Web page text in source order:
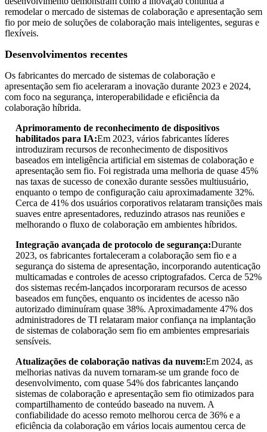
remodelar o mercado de sistemas de colaboração e apresentação sem
fio por meio de soluções de colaboração mais inteligentes, seguras e
flexíveis.
Desenvolvimentos recentes
Os fabricantes do mercado de sistemas de colaboração e
apresentação sem fio aceleraram a inovação durante 2023 e 2024,
com foco na segurança, interoperabilidade e eficiência da
colaboração híbrida.
Aprimoramento de reconhecimento de dispositivos
habilitados para IA:Em 2023, vários fabricantes líderes
introduziram recursos de reconhecimento de dispositivos
baseados em inteligência artificial em sistemas de colaboração e
apresentação sem fio. Foi registrada uma melhoria de quase 45%
nas taxas de sucesso de conexão durante sessões multiusuário,
enquanto o tempo de configuração caiu aproximadamente 32%.
Cerca de 41% dos usuários corporativos relataram transições mais
suaves entre apresentadores, reduzindo atrasos nas reuniões e
melhorando o fluxo de colaboração em ambientes híbridos.
Integração avançada de protocolo de segurança:Durante
2023, os fabricantes fortaleceram a colaboração sem fio e a
segurança do sistema de apresentação, incorporando autenticação
multicamadas e controles de acesso criptografados. Cerca de 52%
dos sistemas recém-lançados incorporaram recursos de acesso
baseados em funções, enquanto os incidentes de acesso não
autorizado diminuíram quase 38%. Aproximadamente 47% dos
administradores de TI relataram maior confiança na implantação
de sistemas de colaboração sem fio em ambientes empresariais
sensíveis.
Atualizações de colaboração nativas da nuvem:Em 2024, as
melhorias nativas da nuvem tornaram-se um grande foco de
desenvolvimento, com quase 54% dos fabricantes lançando
sistemas de colaboração e apresentação sem fio otimizados para
compartilhamento de conteúdo baseado na nuvem. A
confiabilidade do acesso remoto melhorou cerca de 36% e a
eficiência da colaboração em vários locais aumentou cerca de